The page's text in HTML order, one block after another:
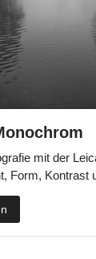
mit der
Form, Kontrast